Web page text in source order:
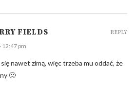
FIELDS
12:47 pm
nawet zimą, więc trzeba mu oddać, że
🙂
REPLY